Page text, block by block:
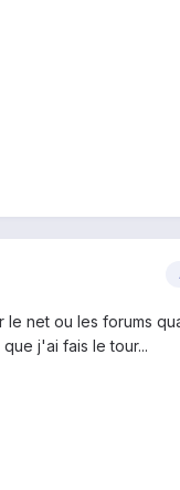
net ou les forums
j'ai fais le tour...